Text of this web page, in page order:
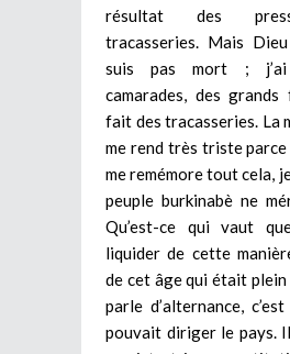
résultat des
tracasseries. Mais
suis pas mort ; j’ai
camarades, des
fait des tracasseries. La
me rend très triste parce
me remémore tout cela,
peuple burkinabè ne
Qu’est-ce qui vaut
liquider de cette
de cet âge qui était plein
parle d’alternance,
pouvait diriger le pays.